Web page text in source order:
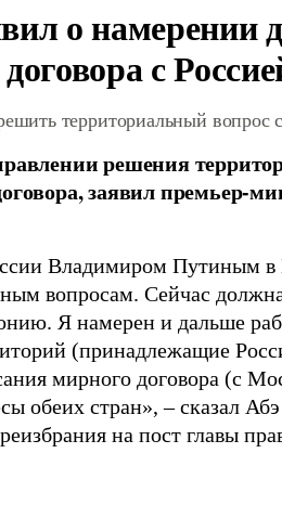
о намерении
с
территориальный вопрос
решения
заявил премьер-
Владимиром Путиным
вопросам. Сейчас
Я намерен и дальше
(принадлежащие
мирного договора (с
обеих стран», – сказал
на пост главы